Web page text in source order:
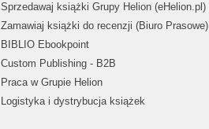
Sprzedawaj książki Grupy Helion (eHelion.pl)
Zamawiaj książki do recenzji (Biuro Prasowe)
BIBLIO Ebookpoint
Custom Publishing - B2B
Praca w Grupie Helion
Logistyka i dystrybucja książek